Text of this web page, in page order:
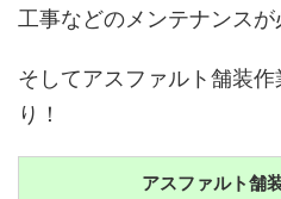
工事などのメンテナンスが
そしてアスファルト舗装
り！
アスファルト舗